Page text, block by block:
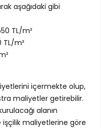
aşağıdaki gibi
TL/m²
TL/m²
içermekte olup,
maliyetler getirebilir.
alanın
işçilik maliyetlerine göre